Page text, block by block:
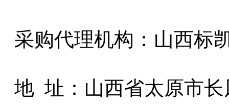
采购代理机构：山西标
地址：山西省太原市